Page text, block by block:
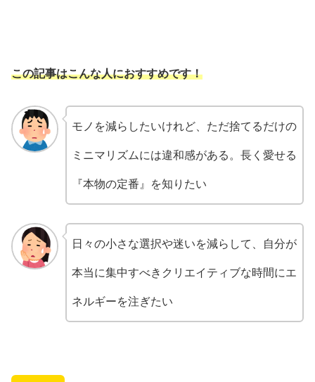
この記事はこんな人におすすめです！
モノを減らしたいけれど、ただ捨てるだけの
ミニマリズムには違和感がある。長く愛せる
『本物の定番』を知りたい
日々の小さな選択や迷いを減らして、自分が
本当に集中すべきクリエイティブな時間にエ
ネルギーを注ぎたい